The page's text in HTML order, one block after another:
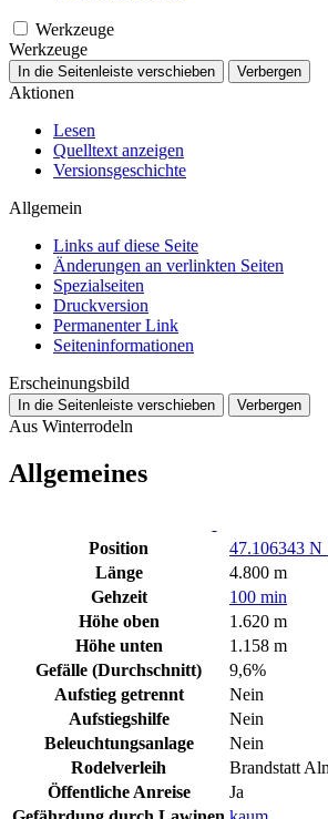
Werkzeuge
Werkzeuge
In die Seitenleiste verschieben Verbergen
Aktionen
Lesen
Quelltext anzeigen
Versionsgeschichte
Allgemein
Links auf diese Seite
Änderungen an verlinkten Seiten
Spezialseiten
Druckversion
Permanenter Link
Seiten­­informationen
Erscheinungsbild
In die Seitenleiste verschieben Verbergen
Aus Winterrodeln
Allgemeines
Position
47.106343 N
Länge
4.800 m
Gehzeit
100 min
Höhe oben
1.620 m
Höhe unten
1.158 m
Gefälle (Durchschnitt)
9,6%
Aufstieg getrennt
Nein
Aufstiegshilfe
Nein
Beleuchtungsanlage
Nein
Rodelverleih
Brandstatt
Öffentliche Anreise
Ja